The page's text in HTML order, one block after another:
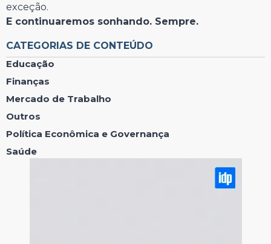
exceção.
E continuaremos sonhando. Sempre.
CATEGORIAS DE CONTEÚDO
Educação
Finanças
Mercado de Trabalho
Outros
Política Econômica e Governança
Saúde